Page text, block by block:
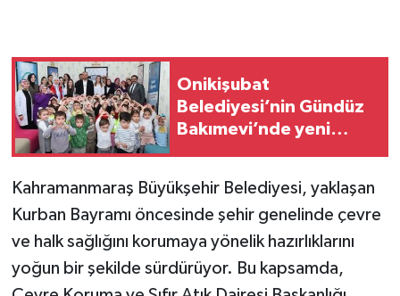
Onikişubat
Belediyesi’nin Gündüz
Bakımevi’nde yeni
Kahramanmaraş Büyükşehir Belediyesi, yaklaşan
Kurban Bayramı öncesinde şehir genelinde çevre
ve halk sağlığını korumaya yönelik hazırlıklarını
yoğun bir şekilde sürdürüyor. Bu kapsamda,